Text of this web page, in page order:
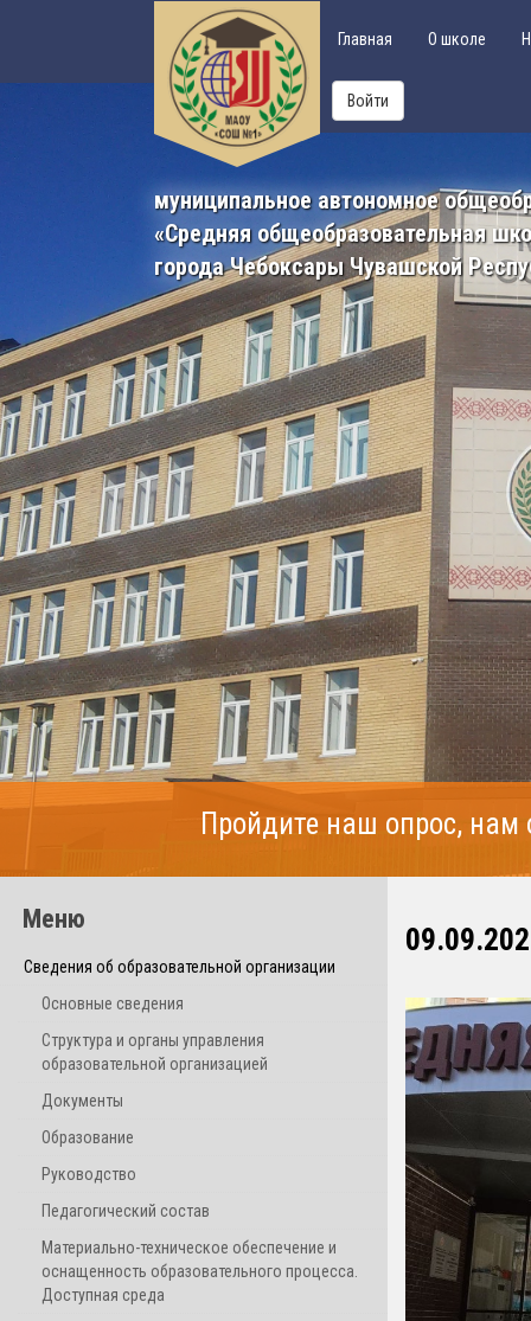
Главная О школе
Войти
муниципальное автономное
«Средняя общеобразовательная
города Чебоксары Чувашской
Пройдите наш опрос,
Меню
Сведения об образовательной организации
Основные сведения
Структура и органы управления
образовательной организацией
Документы
Образование
Руководство
Педагогический состав
Материально-техническое обеспечение и
оснащенность образовательного процесса.
Доступная среда